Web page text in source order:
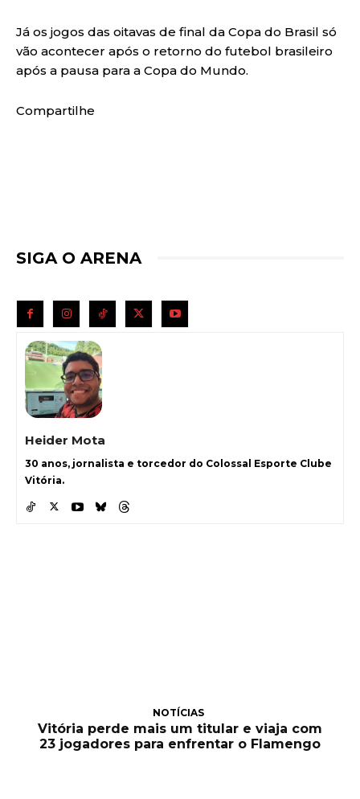
Já os jogos das oitavas de final da Copa do Brasil só
vão acontecer após o retorno do futebol brasileiro
após a pausa para a Copa do Mundo.
Compartilhe
SIGA O ARENA
Heider Mota
30 anos, jornalista e torcedor do Colossal Esporte Clube
Vitória.
NOTÍCIAS
Vitória perde mais um titular e viaja com
23 jogadores para enfrentar o Flamengo